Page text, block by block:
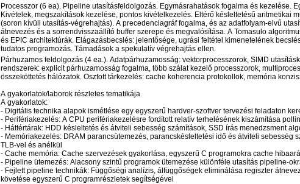
Processzor (6 ea). Pipeline utasításfeldolgozás. Egymásrahatások fogalma és kezelése.
Kivételek, megszakítások kezelése, pontos kivételkezelés. Eltérő késleltetésű aritmetikai
(soron kívüli utasítás-végrehajtás). A precedenciagráf fogalma, és az adatfolyam-elvű
átnevezés és a sorrendvisszaállító buffer szerepe és megvalósítása. A Tomasulo
és EPIC architektúrák. Elágazásbecslés: jelentősége, ugrási feltétel kimenetelének
tudatos programozás. Támadások a spekulatív végrehajtás ellen.
Párhuzamos feldolgozás (4 ea.). Adatpárhuzamosság: vektorprocesszorok, SIMD
rendszerek: explicit párhuzamosság fogalma, több szálat kezelő processzorok,
összeköttetés hálózatok. Osztott tárkezelés: cache koherencia protokollok, memória
A gyakorlatok/laborok részletes tematikája
A gyakorlatok:
- Digitális technika alapok ismétlése egy egyszerű hardver-szoftver tervezési feladaton
- Perifériakezelés: A CPU perifériakezelésre fordított relatív terhelésének kiszámítása
- Háttértárak: HDD késleltetés és átviteli sebesség számítások, SSD írás menedzsment
- Memóriakezelés: DRAM parancsütemezés, parancskésleltetési idő és átviteli sebesség
TLB-vel és anélkül
- Cache memória: Cache szervezések gyakorlása, egyszerű C programokra cache
- Pipeline ütemezés: Alacsony szintű programok ütemezése különféle utasítás pipeline-
- Fejlett pipeline technikák: Függőségi analízis, álfüggőségek eliminálása regiszter
követése egyszerű C programrészletek segítségével